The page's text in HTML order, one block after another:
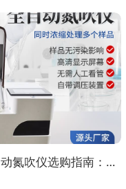
2026年8月全自动氮吹仪选购指南：各行业适配方案推荐